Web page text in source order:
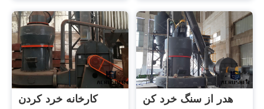
کارخانه خرد کردن
هدر از سنگ خرد کن